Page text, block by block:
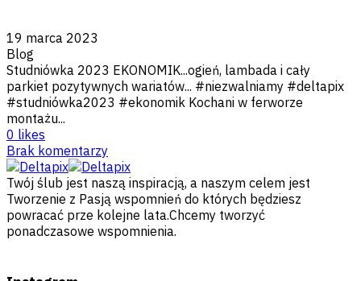
19 marca 2023
Blog
Studniówka 2023 EKONOMIK...ogień, lambada i cały
parkiet pozytywnych wariatów... #niezwalniamy #deltapix
#studniówka2023 #ekonomik Kochani w ferworze
montażu...
0 likes
Brak komentarzy
Twój ślub jest naszą inspiracją, a naszym celem jest
Tworzenie z Pasją wspomnień do których będziesz
powracać prze kolejne lata.Chcemy tworzyć
ponadczasowe wspomnienia.